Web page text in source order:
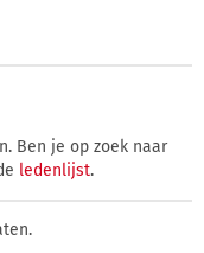
Ben je op zoek naar
ledenlijst.